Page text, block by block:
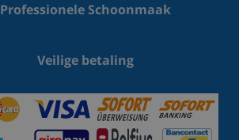
Professionele Schoonmaak
Veilige betaling